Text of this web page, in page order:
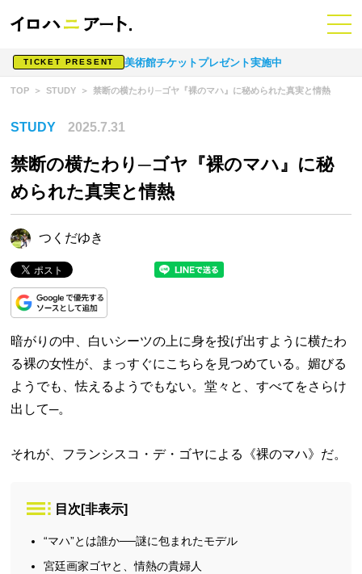
TICKET PRESENT 美術館チケットプレゼント実施中
TOP STUDY 禁断の横たわり─ゴヤ『裸のマハ』に秘められた真実と情熱
STUDY 2025.7.31
禁断の横たわり─ゴヤ『裸のマハ』に秘
められた真実と情熱
つくだゆき
暗がりの中、白いシーツの上に身を投げ出すように横たわ
る裸の女性が、まっすぐにこちらを見つめている。媚びる
ようでも、怯えるようでもない。堂々と、すべてをさらけ
出して─。
それが、フランシスコ・デ・ゴヤによる《裸のマハ》だ。
目次 [非表示]
“マハ”とは誰か──謎に包まれたモデル
宮廷画家ゴヤと、情熱の貴婦人